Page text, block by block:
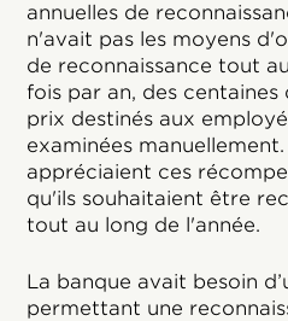
annuelles de
n'avait pas les moyens
de reconnaissance tout
fois par an, des
prix destinés aux
examinées
appréciaient ces
qu'ils souhaitaient être
tout au long de l'année.
La banque avait besoin
permettant une